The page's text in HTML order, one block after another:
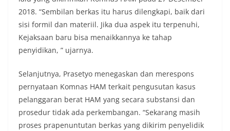
2018. “Sembilan berkas itu harus dilengkapi, baik dari
sisi formil dan materiil. Jika dua aspek itu terpenuhi,
Kejaksaan baru bisa menaikkannya ke tahap
penyidikan, ” ujarnya.
Selanjutnya, Prasetyo menegaskan dan merespons
pernyataan Komnas HAM terkait pengusutan kasus
pelanggaran berat HAM yang secara substansi dan
prosedur tidak ada perkembangan. “Sekarang masih
proses prapenuntutan berkas yang dikirim penyelidik